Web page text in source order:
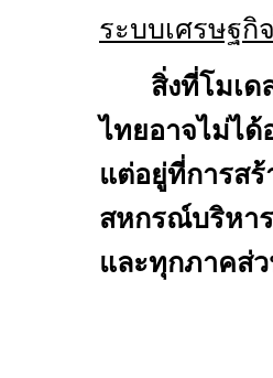
ระบบเศรษฐกิ
สิ่งที่โมเด
ไทยอาจไม่ได้
แต่อยู่ที่การสร้
สหกรณ์บริห
และทุกภาคส่